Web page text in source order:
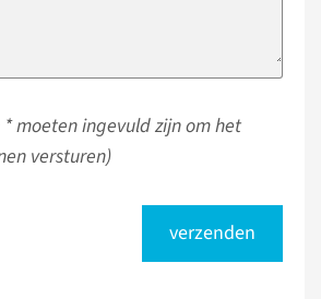
moeten ingevuld zijn om het
versturen)
verzenden